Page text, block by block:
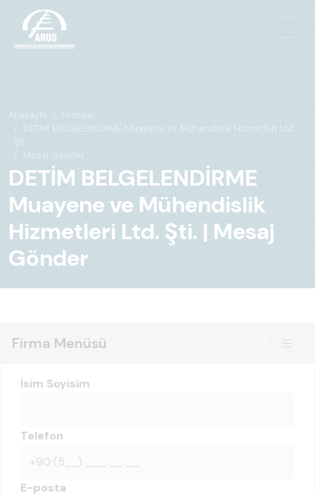
Anasayfa
Firmalar
DETİM BELGELENDİRME Muayene ve Mühendislik Hizmetleri Ltd.
Şti.
Mesaj Gönder
DETİM BELGELENDİRME
Muayene ve Mühendislik
Hizmetleri Ltd. Şti. | Mesaj
Gönder
Firma Menüsü
İsim Soyisim
Telefon
E-posta